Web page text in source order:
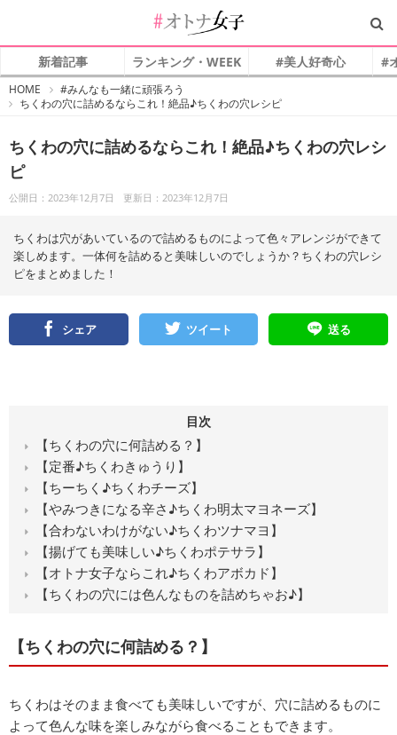
新着記事 ランキング・WEEK #美人好奇心 #
HOME
オ
ト
子
#みんなも一緒に頑張ろう
ちくわの穴に詰めるならこれ！絶品♪ちくわの穴レシピ
ちくわの穴に詰めるならこれ！絶品♪ちくわの穴レシ
ピ
公開日：2023年12月7日 更新日：2023年12月7日
ちくわは穴があいているので詰めるものによって色々アレンジができて
楽しめます。一体何を詰めると美味しいのでしょうか？ちくわの穴レシ
ピをまとめました！
シェア ツイート 送る
目次
【ちくわの穴に何詰める？】
【定番♪ちくわきゅうり】
【ちーちく♪ちくわチーズ】
【やみつきになる辛さ♪ちくわ明太マヨネーズ】
【合わないわけがない♪ちくわツナマヨ】
【揚げても美味しい♪ちくわポテサラ】
【オトナ女子ならこれ♪ちくわアボカド】
【ちくわの穴には色んなものを詰めちゃお♪】
【ちくわの穴に何詰める？】
ちくわはそのまま食べても美味しいですが、穴に詰めるものに
よって色んな味を楽しみながら食べることもできます。